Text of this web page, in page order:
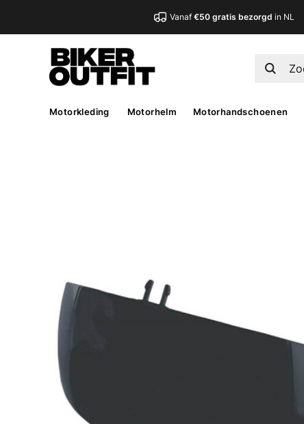
Vanaf€50 gratis bezorgd in NL
Motorkleding Motorhelm Motorhandschoenen